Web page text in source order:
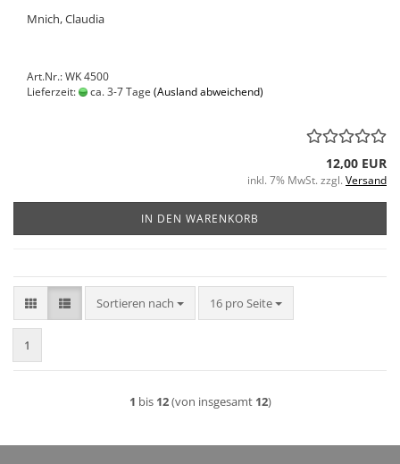
Mnich, Claudia
Art.Nr.: WK 4500
Lieferzeit:
ca. 3-7 Tage (Ausland abweichend)
12,00 EUR
inkl. 7% MwSt. zzgl. Versand
IN DEN WARENKORB
Sortieren nach
Sortieren nach 16 pro Seite
pro Seite
1
1 bis 12(von insgesamt 12)